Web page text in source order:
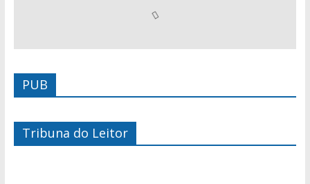
PUB
Tribuna do Leitor